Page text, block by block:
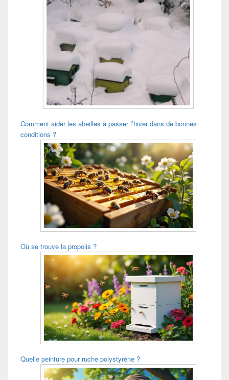
Comment aider les abeilles à passer l’hiver dans de bonnes
conditions ?
Où se trouve la propolis ?
Quelle peinture pour ruche polystyrène ?